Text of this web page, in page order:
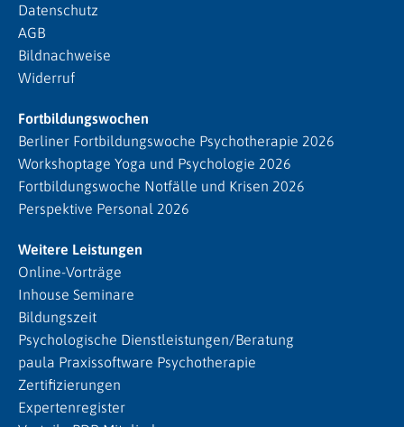
Datenschutz
AGB
Bildnachweise
Widerruf
Fortbildungswochen
Berliner Fortbildungswoche Psychotherapie 2026
Workshoptage Yoga und Psychologie 2026
Fortbildungswoche Notfälle und Krisen 2026
Perspektive Personal 2026
Weitere Leistungen
Online-Vorträge
Inhouse Seminare
Bildungszeit
Psychologische Dienstleistungen/Beratung
paula Praxissoftware Psychotherapie
Zertifizierungen
Expertenregister